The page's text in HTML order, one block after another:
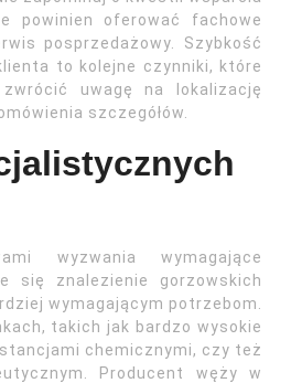
powinien oferować fachowe
posprzedażowy. Szybkość
to kolejne czynniki, które
uwagę na lokalizację
szczegółów.
wyzwania wymagające
się znalezienie gorzowskich
wymagającym potrzebom.
takich jak bardzo wysokie
chemicznymi, czy też
Producent węży w